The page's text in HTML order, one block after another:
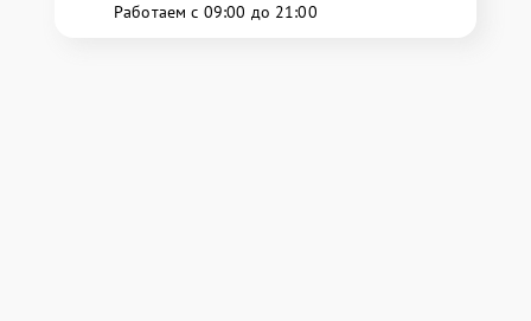
Работаем с 09:00 до 21:00